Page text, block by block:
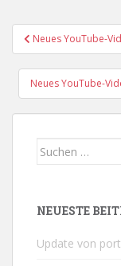
Neues YouTube-
Neues YouTube-
Suchen
NEUESTE
Update von